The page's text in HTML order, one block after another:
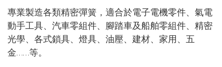
專業製造各類精密彈簧，適合於電子電機零件、氣電
動手工具、汽車零組件、腳踏車及船舶零組件、精密
光學、各式鎖具、燈具、油壓、建材、家用、五
金……等。